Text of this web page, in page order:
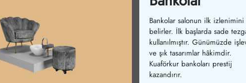
Yıkama koltukları salonların
olmazıdır. Başlangıçta tek
modeller üretilmiştir.
konfor ve tasarım birleşmiştir.
Kuaförkur koltukları şıklık ve
sağlar.